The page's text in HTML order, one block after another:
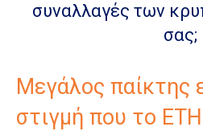
συναλλαγές των
σας;
Μεγάλος παίκτης
στιγμή που το